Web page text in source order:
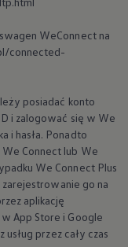
WeConnect na
connected-
posiadać konto
ID i zalogować się w We
i hasła. Ponadto
Connect lub We
We Connect Plus
zarejestrowanie go na
aplikację
App Store i Google
przez cały czas